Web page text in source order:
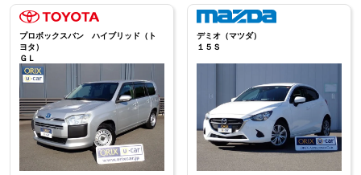
プロボックスバン ハイブリッド（ト
ヨタ）
ＧＬ
デミオ（マツダ）
１５Ｓ